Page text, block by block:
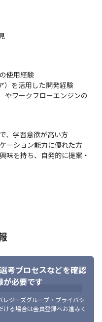
だり、ボードゲーム会をし
フに行ったり。
よく思える場所が見つかる
AI事業は一人の社員の"やっ
しており、役員との意見
を実施。
環境を作るため、社長や
ます。
使用経験
）を活用した開発経験
やワークフローエンジンの
、学習意欲が高い方
ーション能力に優れた方
味を持ち、自発的に提案・
選考プロセスなどを確認
が必要です
レジーズグループ・プライバシ
る場合は会員登録へお進みく